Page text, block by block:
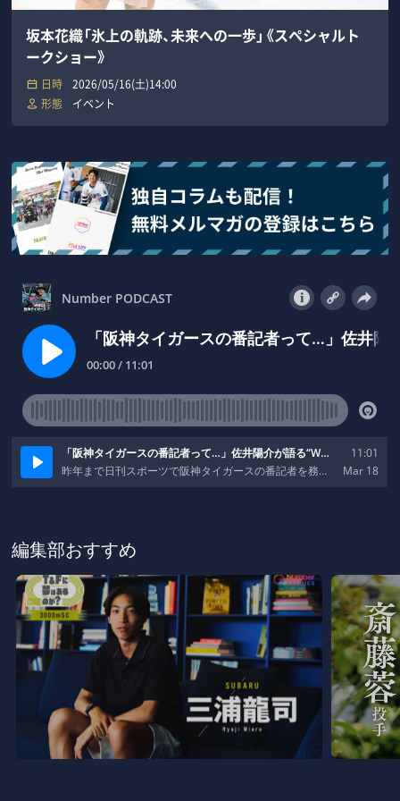
坂本花織「氷上の軌跡、未来への一歩」《スペシャルト
ークショー》
日時
2026/05/16(土)14:00
形態
イベント
編集部おすすめ